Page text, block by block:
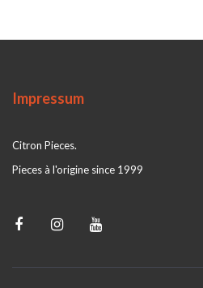
Impressum
Citron Pieces.
Pieces à l'origine since 1999